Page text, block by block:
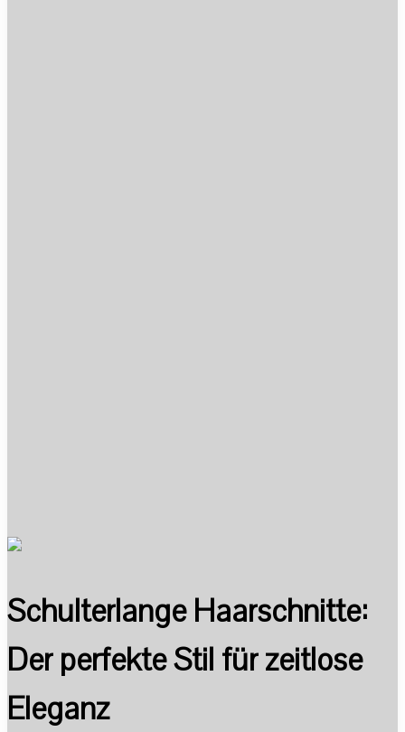
Schulterlange Haarschnitte:
Der perfekte Stil für zeitlose
Eleganz